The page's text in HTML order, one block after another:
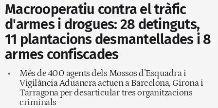
Macrooperatiu contra el tràfic
d'armes i drogues: 28 detinguts,
11 plantacions desmantellades i 8
armes confiscades
Més de 400 agents dels Mossos d’Esquadra i
Vigilància Aduanera actuen a Barcelona, Girona i
Tarragona per desarticular tres organitzacions
criminals